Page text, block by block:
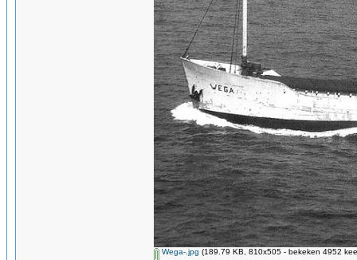
Wega-.jpg (189.79 KB, 810x505 - bekeken 4952